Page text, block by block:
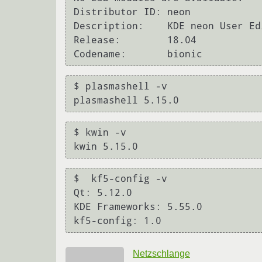
Distributor ID: neon
Description:    KDE neon User
Release:        18.04
$ plasmashell -v
$ kwin -v
$  kf5-config -v
Qt: 5.12.0
KDE Frameworks: 5.55.0
Netzschlange